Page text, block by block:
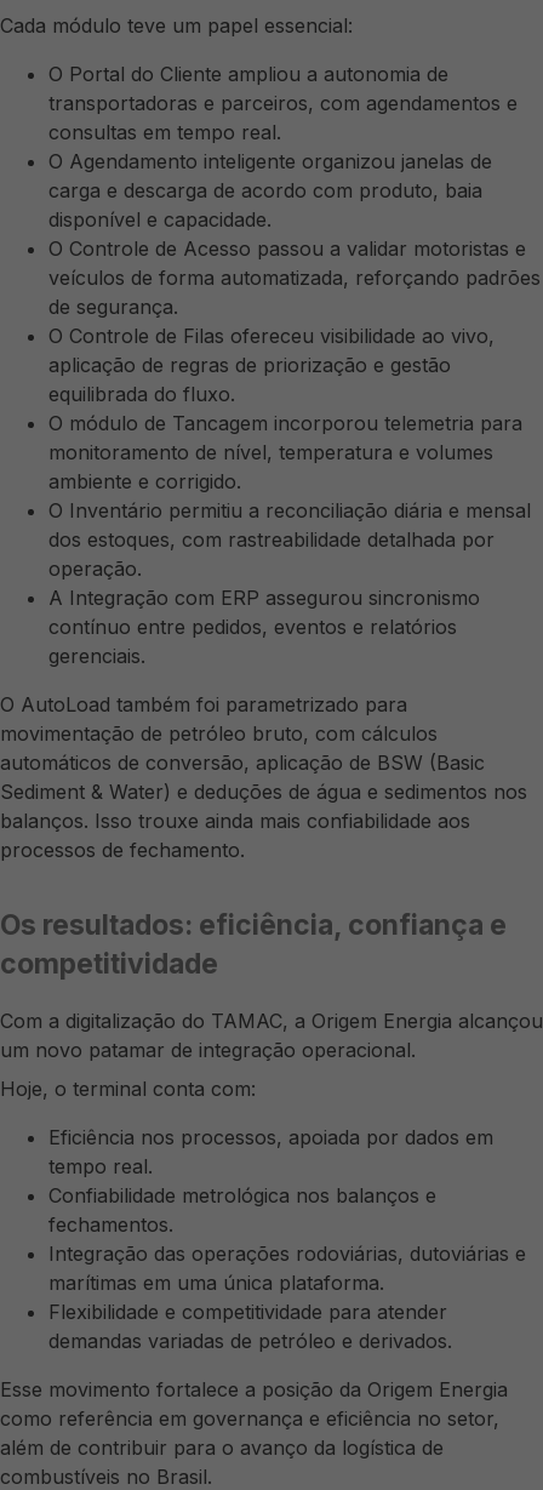
Cada módulo teve um papel essencial:
O Portal do Cliente ampliou a autonomia de
transportadoras e parceiros, com agendamentos e
consultas em tempo real.
O Agendamento inteligente organizou janelas de
carga e descarga de acordo com produto, baia
disponível e capacidade.
O Controle de Acesso passou a validar motoristas e
veículos de forma automatizada, reforçando padrões
de segurança.
O Controle de Filas ofereceu visibilidade ao vivo,
aplicação de regras de priorização e gestão
equilibrada do fluxo.
O módulo de Tancagem incorporou telemetria para
monitoramento de nível, temperatura e volumes
ambiente e corrigido.
O Inventário permitiu a reconciliação diária e mensal
dos estoques, com rastreabilidade detalhada por
operação.
A Integração com ERP assegurou sincronismo
contínuo entre pedidos, eventos e relatórios
gerenciais.
O AutoLoad também foi parametrizado para
movimentação de petróleo bruto, com cálculos
automáticos de conversão, aplicação de BSW (Basic
Sediment & Water) e deduções de água e sedimentos nos
balanços. Isso trouxe ainda mais confiabilidade aos
processos de fechamento.
Os resultados: eficiência, confiança e
competitividade
Com a digitalização do TAMAC, a Origem Energia alcançou
um novo patamar de integração operacional.
Hoje, o terminal conta com:
Eficiência nos processos, apoiada por dados em
tempo real.
Confiabilidade metrológica nos balanços e
fechamentos.
Integração das operações rodoviárias, dutoviárias e
marítimas em uma única plataforma.
Flexibilidade e competitividade para atender
demandas variadas de petróleo e derivados.
Esse movimento fortalece a posição da Origem Energia
como referência em governança e eficiência no setor,
além de contribuir para o avanço da logística de
combustíveis no Brasil.